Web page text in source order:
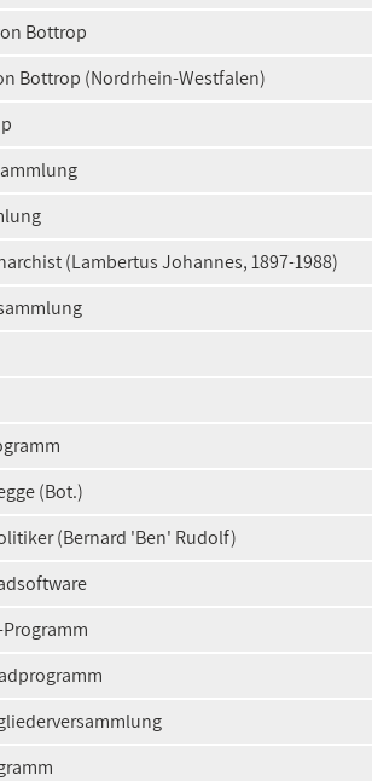
Bottrop
Bottrop (Nordrhein-Westfalen)
(Lambertus Johannes, 1897-1988)
(Bot.)
(Bernard 'Ben' Rudolf)